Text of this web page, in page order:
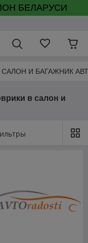
БЕЛАРУСИ
САЛОН И БАГАЖНИК
в салон и